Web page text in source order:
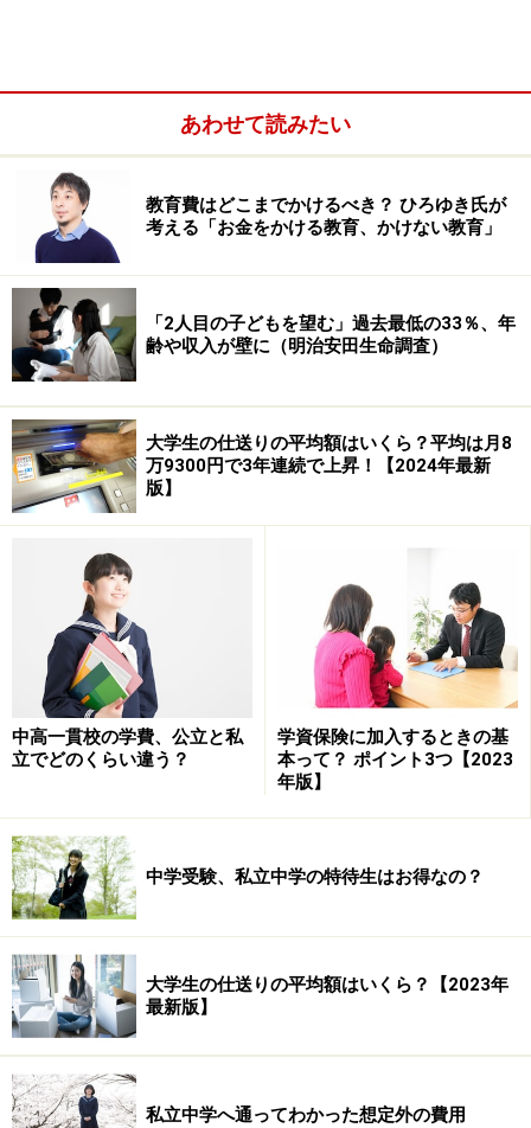
年収が高いほど学習時間が長い。文部科学省 お茶の水女子
大学委託研究（平成21年度）より作成
さらに問題なのは、「お金がないから」とあきらめてし
まった子どもたちは、自己肯定感が低く、将来に対して
希望を持てず就職が難しくなるケースも少なくないとい
うこと。収入の高い職業に就けないため、その子ども世
代も貧困になる「貧困の連鎖」が起こってしまうので
す。
イギリスでの経験から「日本は教育費が高
過ぎる」と痛感
そんな「貧困の連鎖」を断ち切るために立ち上がった団
体が「NPO法人キッズドア」。理事長の渡辺由美子さん
は、自身も2人のお子さんがいるママです。
あわせて読みたい
教育費はどこまでかけるべき？ ひろゆき氏が
考える「お金をかける教育、かけない教育」
「2人目の子どもを望む」過去最低の33％、年
齢や収入が壁に（明治安田生命調査）
大学生の仕送りの平均額はいくら？平均は月8
万9300円で3年連続で上昇！【2024年最新
版】
中高一貫校の学費、公立と私
立でどのくらい違う？
学資保険に加入するときの基
本って？ ポイント3つ【2023
年版】
中学受験、私立中学の特待生はお得なの？
大学生の仕送りの平均額はいくら？【2023年
最新版】
私立中学へ通ってわかった想定外の費用